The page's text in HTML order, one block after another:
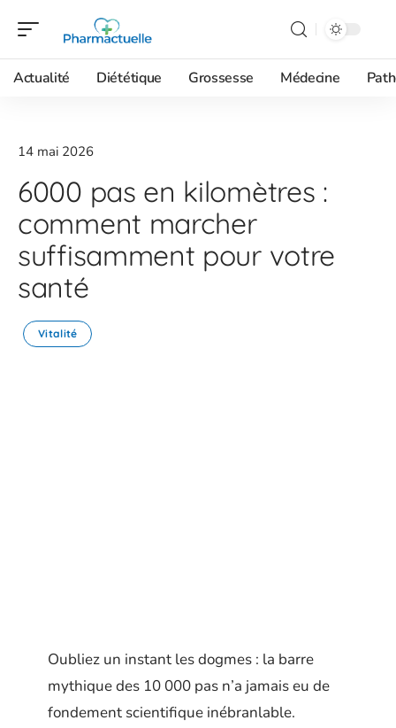
Actualité Diététique Grossesse Médecine
14 mai 2026
6000 pas en kilomètres :
comment marcher
suffisamment pour votre
santé
Vitalité
Oubliez un instant les dogmes : la barre
mythique des 10 000 pas n’a jamais eu de
fondement scientifique inébranlable.